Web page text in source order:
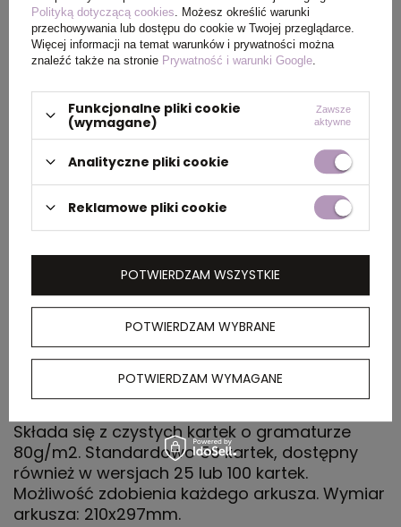
Waga
produktu (g)
250,125
PAKOWANIE
Wymiary
kartonu
zewnętrznego
46 x 31 x 25 cm
Waga
zewnętrznego
21,4 kg
OPIS
Składa się z czystych kartek o gramaturze
80g/m2. Standardowo 50 kartek, dostępny
również w wersjach 25 lub 100 kartek.
Możliwość zdobienia każdego arkusza. Wymiar
arkusza: 210x297mm.
Polityką dotyczącą cookies . Możesz określić warunki
przechowywania lub dostępu do cookie w Twojej przeglądarce.
Więcej informacji na temat warunków i prywatności można
znaleźć także na stronie Prywatność i warunki Google
Funkcjonalne pliki cookie
(wymagane)
Zawsze
aktywne
Analityczne pliki cookie
Reklamowe pliki cookie
POTWIERDZAM WYBRANE
POTWIERDZAM WYMAGANE
POTWIERDZAM WSZYSTKIE